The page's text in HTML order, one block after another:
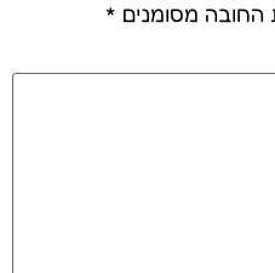
החובה מסומנים *